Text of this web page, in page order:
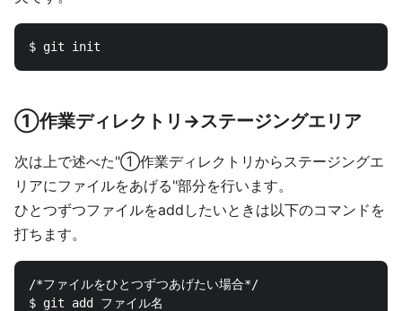
①作業ディレクトリ→ステージングエリア
次は上で述べた"①作業ディレクトリからステージングエ
リアにファイルをあげる"部分を行います。
ひとつずつファイルをaddしたいときは以下のコマンドを
打ちます。
/*ファイルをひとつずつあげたい場合*/
$ git add ファイル名